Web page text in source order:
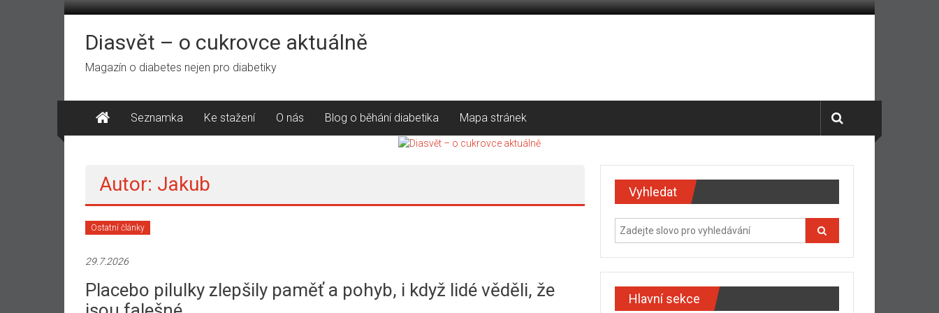
Přeskočit
obsahDiasvět – o cukrovce aktuálně
Magazín o diabetes nejen pro diabetiky
Seznamka Ke stažení O nás Blog o běhání diabetika Mapa stránek
Autor: Jakub
Ostatní články
29.7.2026
Placebo pilulky zlepšily paměť a pohyb, i když lidé věděli, že
Vyhledat
Hlavní sekce